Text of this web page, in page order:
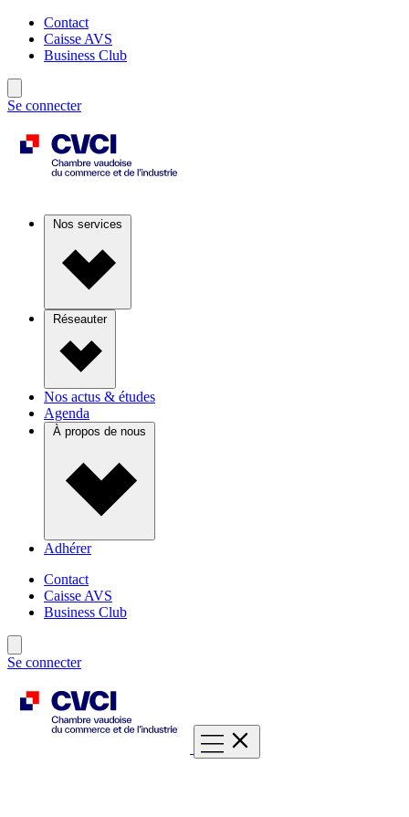
Contact
Caisse AVS
Business Club
Se connecter
Nos services
Réseauter
Nos actus & études
Agenda
À propos de nous
Adhérer
Contact
Caisse AVS
Business Club
Se connecter